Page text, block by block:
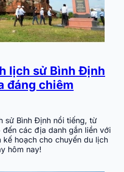
lịch sử Bình Định
đáng chiêm
sử Bình Định nổi tiếng, từ
các địa danh gắn liền với
kế hoạch cho chuyến du lịch
hôm nay!